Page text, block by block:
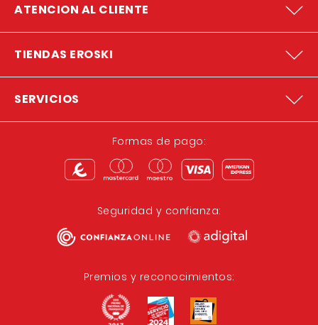
ATENCION AL CLIENTE
TIENDAS EROSKI
SERVICIOS
Formas de pago:
Seguridad y confianza:
Premios y reconocimientos: